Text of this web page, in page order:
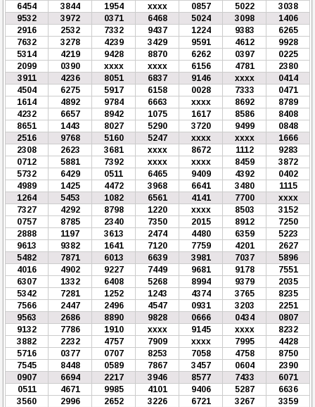
6454
3844 1954 xxxx 0857 5022
3038
9532
3972 0371 6468 5024 3098
1406
2916
2532 7332 9437 1224 9383
6265
7632
3278 4239 3429 9591 4612
9928
5314
4219 9428 8870 6262 0397
0225
2099
0390 xxxx xxxx 6156 4781
2380
3911
4236 8051 6837 9146 xxxx
0414
4504
6275 5917 6158 0028 7333
0471
1614
4892 9784 6663 xxxx 8692
8789
4232
6657 8942 1075 1617 8586
8408
8651
1443 8027 5290 3720 9499
0848
2516
9768 5160 5247 xxxx xxxx
1666
2308
2623 3681 xxxx 8672 1112
9283
0712
5881 7392 xxxx xxxx 8459
3872
5732
6429 0511 6465 9409 4392
0402
4989
1425 4472 3968 6641 3480
1115
1264
5453 1082 6561 4141 7700
xxxx
7327
4292 8798 1220 xxxx 8503
3152
0757
8785 2340 7350 2015 8912
7250
2888
1197 3613 2474 4480 6359
5223
9613
9382 1641 7120 7759 4201
2627
5482
7871 6013 6639 3981 7037
5896
4016
4902 9227 7449 9681 9178
7551
6307
1332 6408 5268 8994 9379
2035
5342
7281 1252 1243 4374 3765
8235
7566
2447 2496 4547 0931 3203
2251
9563
2686 8890 9828 0666 0434
0807
9132
7786 1910 xxxx 9145 xxxx
8232
3882
2232 4757 7909 xxxx 7995
4428
5716
0377 0707 8253 7058 4758
8750
7545
8448 0589 7867 3457 0604
2390
0907
6694 2217 3946 8577 7433
6071
0511
4671 9985 4101 9406 5287
6636
3560
2996 2652 3226 6721 3267
3359